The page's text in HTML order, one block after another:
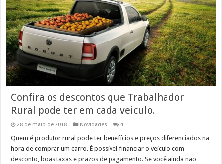
Confira os descontos que Trabalhador
Rural pode ter em cada veiculo.
28 de maio de 2018 Novidades 4
Quem é produtor rural pode ter benefícios e preços diferenciados na
hora de comprar um carro. É possível financiar o veículo com
desconto, boas taxas e prazos de pagamento. Se você ainda não